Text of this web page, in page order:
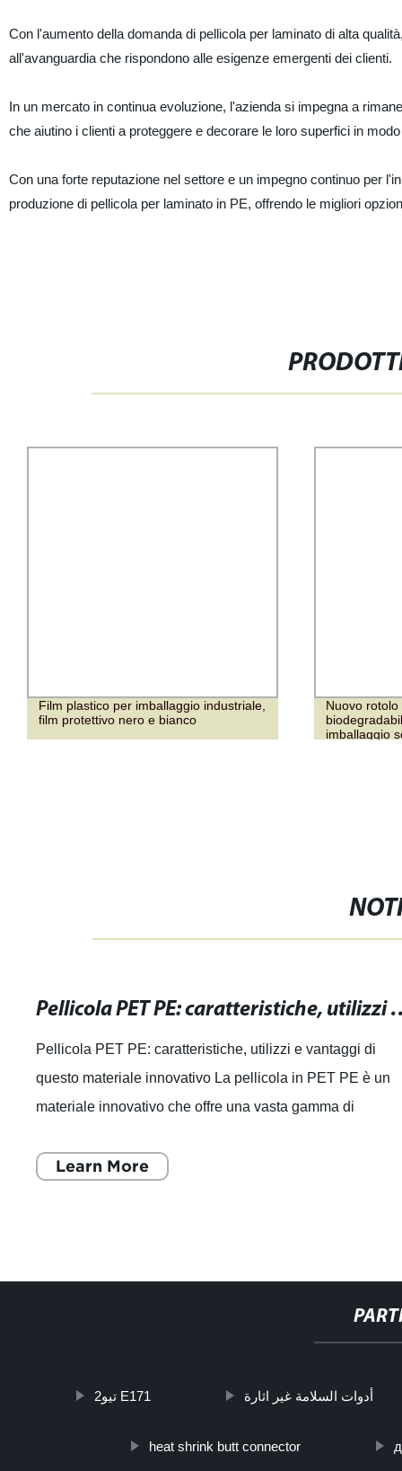
Con l'aumento della domanda di pellicola per laminato di alta
all'avanguardia che rispondono alle esigenze emergenti dei clienti.
In un mercato in continua evoluzione, l'azienda si impegna a
che aiutino i clienti a proteggere e decorare le loro superfici in
Con una forte reputazione nel settore e un impegno continuo per
produzione di pellicola per laminato in PE, offrendo le migliori
Film plastico per imballaggio industriale,
film protettivo nero e bianco
Nuovo rotolo
imballaggio
Pellicola PET PE:
Pellicola PET PE: caratteristiche, utilizzi e vantaggi di
questo materiale innovativo La pellicola in PET PE è un
materiale innovativo che offre una vasta gamma di
Learn More
تيو2 E171 أدوات السلامة غير اثارة
heat shrink butt connector